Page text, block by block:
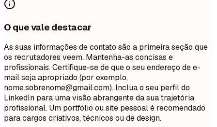
O que vale destacar
As suas informações de contato são a primeira seção que
os recrutadores veem. Mantenha-as concisas e
profissionais. Certifique-se de que o seu endereço de e-
mail seja apropriado (por exemplo,
nome.sobrenome@gmail.com). Inclua o seu perfil do
LinkedIn para uma visão abrangente da sua trajetória
profissional. Um portfólio ou site pessoal é recomendado
para cargos criativos, técnicos ou de design.